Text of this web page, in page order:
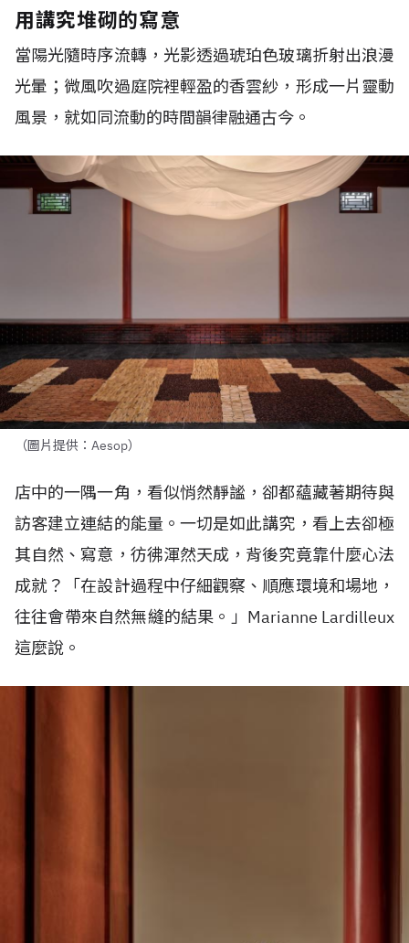
用講究堆砌的寫意
當陽光隨時序流轉，光影透過琥珀色玻璃折射出浪漫
光暈；微風吹過庭院裡輕盈的香雲紗，形成一片靈動
風景，就如同流動的時間韻律融通古今。
（圖片提供：Aesop）
店中的一隅一角，看似悄然靜謐，卻都蘊藏著期待與
訪客建立連結的能量。一切是如此講究，看上去卻極
其自然、寫意，彷彿渾然天成，背後究竟靠什麼心法
成就？「在設計過程中仔細觀察、順應環境和場地，
往往會帶來自然無縫的結果。」 Marianne Lardilleux
這麼說。